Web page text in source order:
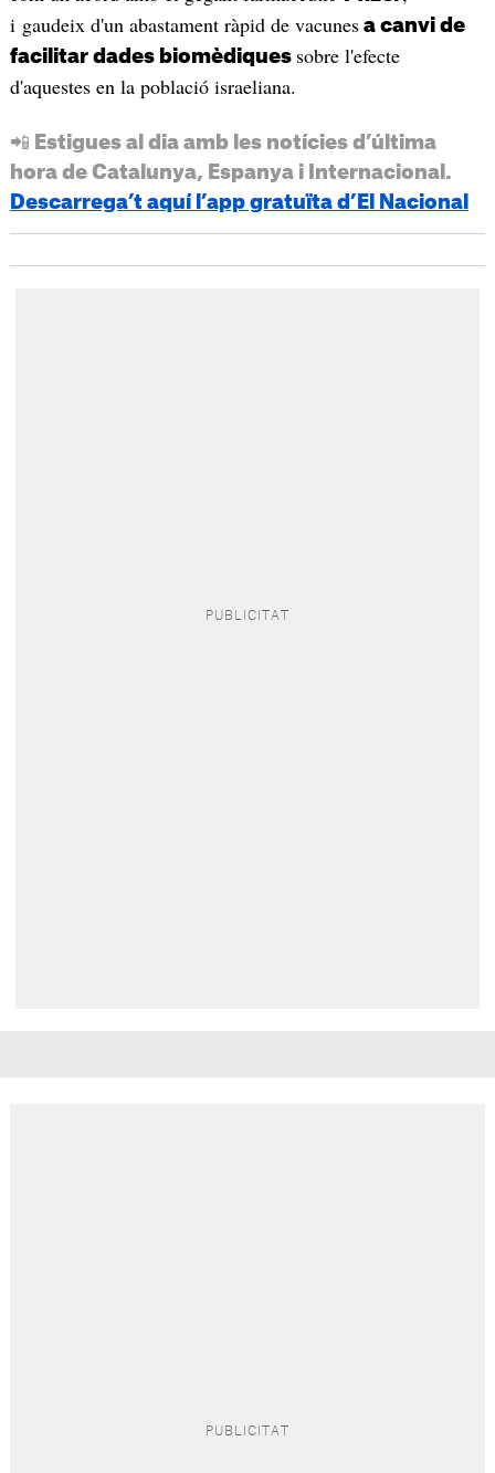
i gaudeix d'un abastament ràpid de vacunesa canvi de
facilitar dades biomèdiques sobre l'efecte
d'aquestes en la població israeliana.
📲 Estigues al dia amb les notícies d’última
hora de Catalunya, Espanya i Internacional.
Descarrega’t aquí l’app gratuïta d’El Nacional